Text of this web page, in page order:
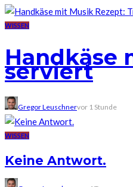
WISSEN
Handkäse
serviert
Gregor Leuschnervor 1 Stunde
WISSEN
Keine Antwort.